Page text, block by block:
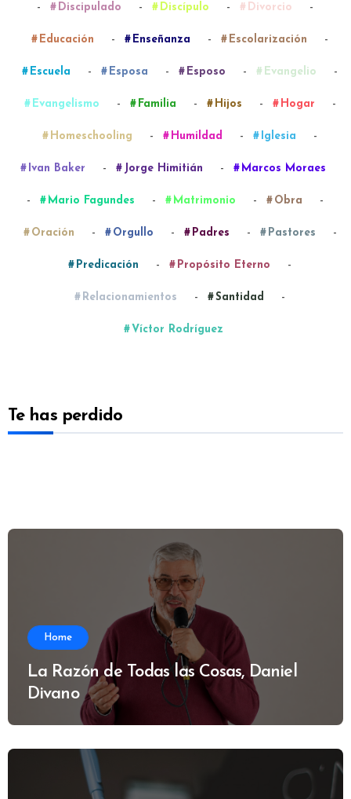
- Discipulado - Discípulo - Divorcio -
Educación - Enseñanza - Escolarización -
Escuela - Esposa - Esposo - Evangelio -
Evangelismo - Familia - Hijos - Hogar -
Homeschooling - Humildad - Iglesia -
Ivan Baker - Jorge Himitián - Marcos Moraes
- Mario Fagundes - Matrimonio - Obra -
Oración - Orgullo - Padres - Pastores -
Predicación - Propósito Eterno -
Relacionamientos - Santidad -
Víctor Rodríguez
Te has perdido
Home
La Razón de Todas las Cosas, Daniel
Divano